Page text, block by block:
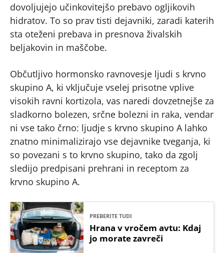
dovoljujejo učinkovitejšo prebavo ogljikovih
hidratov. To so prav tisti dejavniki, zaradi katerih
sta oteženi prebava in presnova živalskih
beljakovin in maščobe.
Občutljivo hormonsko ravnovesje ljudi s krvno
skupino A, ki vključuje vselej prisotne vplive
visokih ravni kortizola, vas naredi dovzetnejše za
sladkorno bolezen, srčne bolezni in raka, vendar
ni vse tako črno: ljudje s krvno skupino A lahko
znatno minimalizirajo vse dejavnike tveganja, ki
so povezani s to krvno skupino, tako da zgolj
sledijo predpisani prehrani in receptom za
krvno skupino A.
PREBERITE TUDI
Hrana v vročem avtu: Kdaj
jo morate zavreči